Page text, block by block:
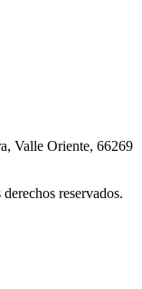
Valle Oriente, 66269
reservados.